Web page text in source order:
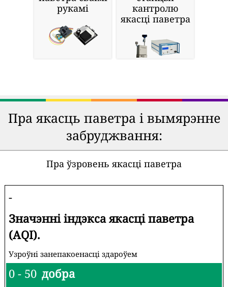
рукамі
кантролю
якасці паветра
Пра якасць паветра і вымярэнне
забруджвання:
Пра ўзровень якасці паветра
-
Значэнні індэкса якасці паветра
(AQI).
Узроўні занепакоенасці здароўем
0 - 50 добра